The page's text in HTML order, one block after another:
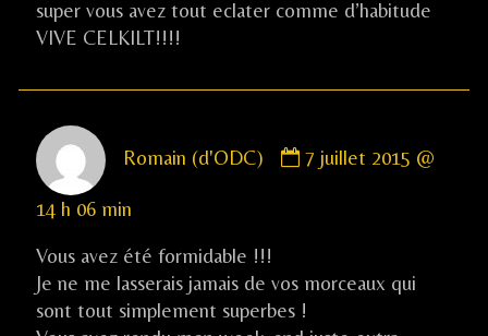
super vous avez tout eclater comme d’habitude
VIVE CELKILT!!!!
Romain (d'ODC)
by
7 juillet 2015 @
14 h 06 min
Vous avez été formidable !!!
Je ne me lasserais jamais de vos morceaux qui
sont tout simplement superbes !